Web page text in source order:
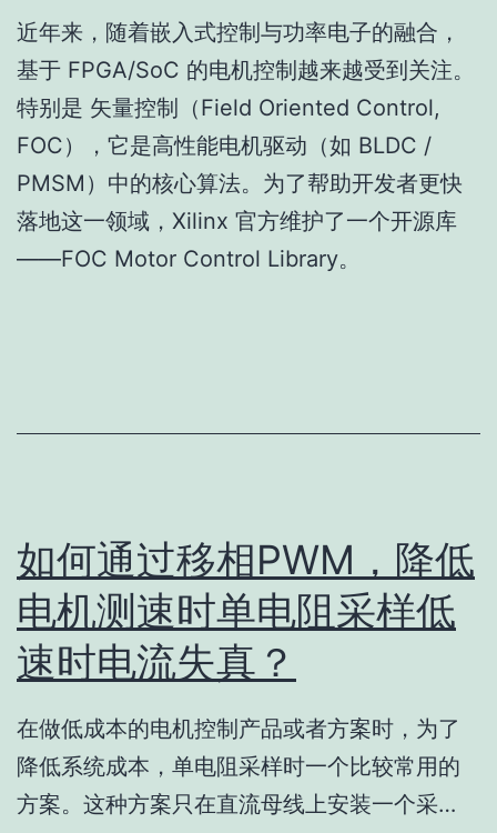
近年来，随着嵌入式控制与功率电子的融合，
基于 FPGA/SoC 的电机控制越来越受到关注。
特别是 矢量控制（Field Oriented Control,
FOC），它是高性能电机驱动（如 BLDC /
PMSM）中的核心算法。为了帮助开发者更快
落地这一领域，Xilinx 官方维护了一个开源库
——FOC Motor Control Library。
如何通过移相PWM，降低
电机测速时单电阻采样低
速时电流失真？
在做低成本的电机控制产品或者方案时，为了
降低系统成本，单电阻采样时一个比较常用的
方案。这种方案只在直流母线上安装一个采…